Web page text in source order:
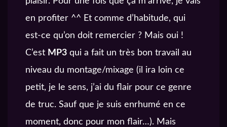
en profiter ^^ Et comme d’habitude, qui
est-ce qu’on doit remercier ? Mais oui !
C’est MP3 qui a fait un très bon travail au
niveau du montage/mixage (il ira loin ce
petit, je le sens, j’ai du flair pour ce genre
de truc. Sauf que je suis enrhumé en ce
moment, donc pour mon flair…). Mais